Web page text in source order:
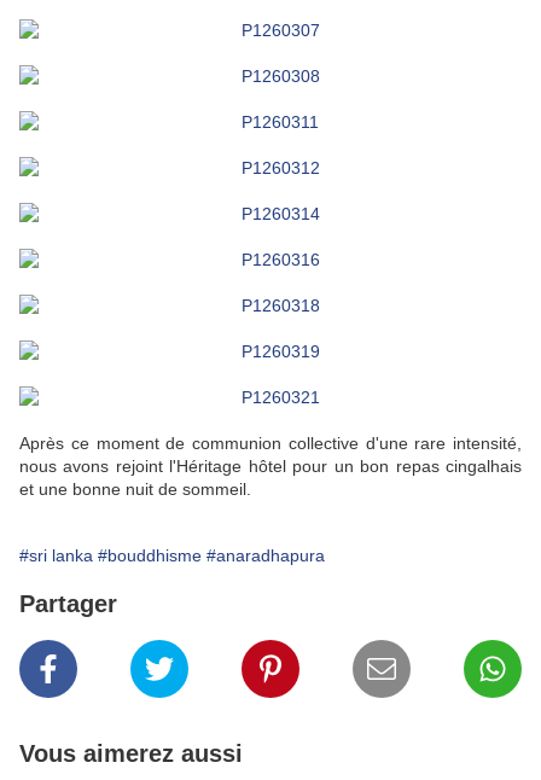
Après ce moment de communion collective d'une rare intensité,
nous avons rejoint l'Héritage hôtel pour un bon repas cingalhais
et une bonne nuit de sommeil.
#sri lanka #bouddhisme #anaradhapura
Partager
Vous aimerez aussi